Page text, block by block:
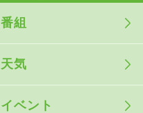
番組
天気
イベント